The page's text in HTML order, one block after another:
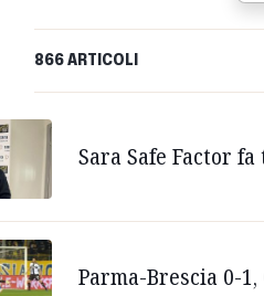
866 ARTICOLI
Sara Safe Factor
Parma-Brescia 0-